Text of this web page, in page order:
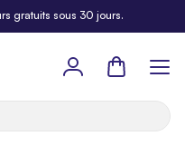
gratuits sous 30 jours.
Panier